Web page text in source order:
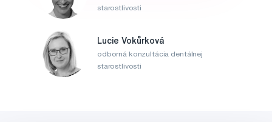
starostlivosti
Lucie Vokůrková
odborná konzultácia dentálnej
starostlivosti